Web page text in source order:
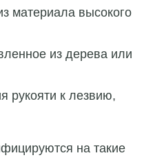
материала высокого
из дерева или
рукояти к лезвию,
на такие